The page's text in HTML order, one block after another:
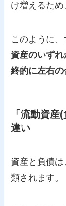
け増えるため
このように、
資産のいず
終的に左右の
「流動資
違い
資産と負債
類されます。